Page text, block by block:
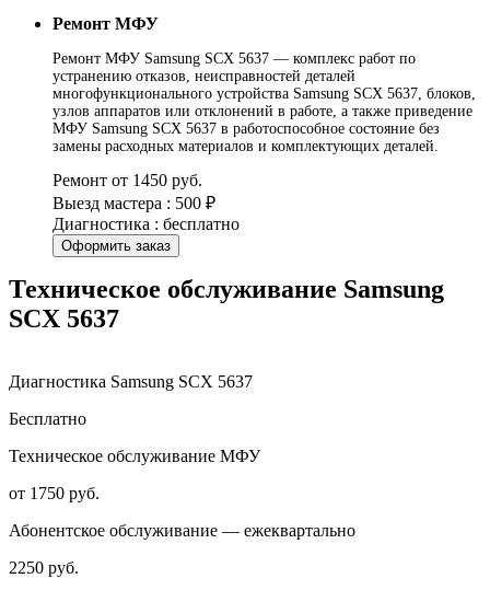
Ремонт МФУ
Ремонт МФУ Samsung SCX 5637 — комплекс работ по
устранению отказов, неисправностей деталей
многофункционального устройства Samsung SCX 5637, блоков,
узлов аппаратов или отклонений в работе, а также приведение
МФУ Samsung SCX 5637 в работоспособное состояние без
замены расходных материалов и комплектующих деталей.
Ремонт от 1450 руб.
Выезд мастера : 500 ₽
Диагностика : бесплатно
Оформить заказ
Техническое обслуживание Samsung
SCX 5637
Диагностика Samsung SCX 5637
Бесплатно
Техническое обслуживание МФУ
от 1750 руб.
Абонентское обслуживание — ежеквартально
2250 руб.